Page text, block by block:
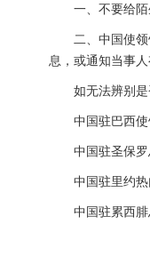
一、不要给陌
二、中国使
息，或通知当事
如无法辨别
中国驻巴西
中国驻圣保
中国驻里约
中国驻累西